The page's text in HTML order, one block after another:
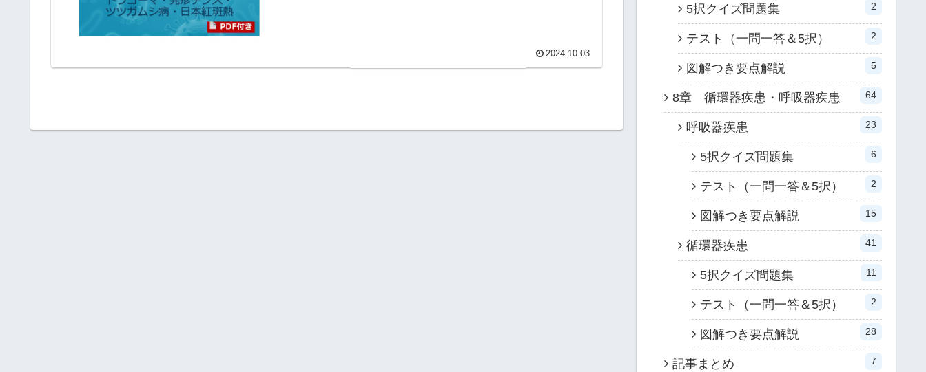
2024.10.03
5択クイズ問題集 2
テスト（一問一答＆5択） 2
図解つき要点解説 5
8章 循環器疾患・呼吸器疾患 64
呼吸器疾患 23
5択クイズ問題集 6
テスト（一問一答＆5択） 2
図解つき要点解説 15
循環器疾患 41
5択クイズ問題集 11
テスト（一問一答＆5択） 2
図解つき要点解説 28
記事まとめ 7